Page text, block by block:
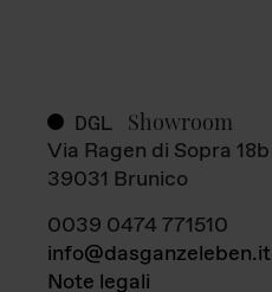
DGL Showroom
Via Ragen di Sopra 18b
39031 Brunico
0039 0474 771510
info@dasganzeleben.it
Note legali